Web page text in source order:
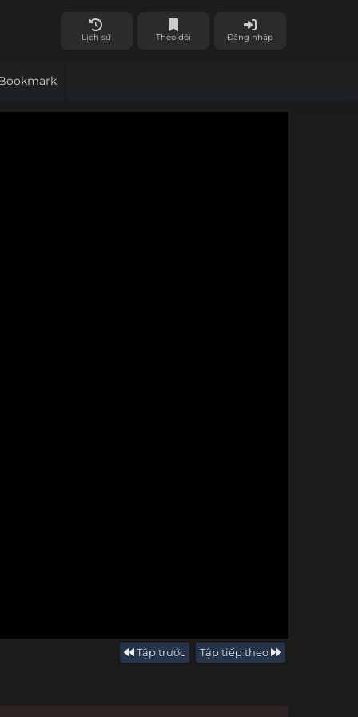
Lịch sử Theo dõi Đăng nhập
Tập trước Tập tiếp theo